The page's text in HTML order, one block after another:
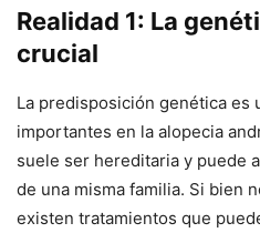
Realidad 1: La
crucial
La predisposición genética es
importantes en la alopecia
suele ser hereditaria y puede
de una misma familia. Si bien
existen tratamientos que